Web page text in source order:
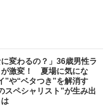
に変わるの？」36歳男性ラ
が激変！ 夏場に気にな
”や“ベタつき”を解消す
スペシャリスト”が生み出